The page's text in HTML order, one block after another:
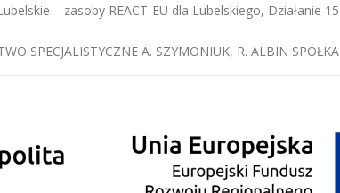
– zasoby REACT-EU dla Lubelskiego, Działanie
SPECJALISTYCZNE A. SZYMONIUK, R. ALBIN SPÓŁKA